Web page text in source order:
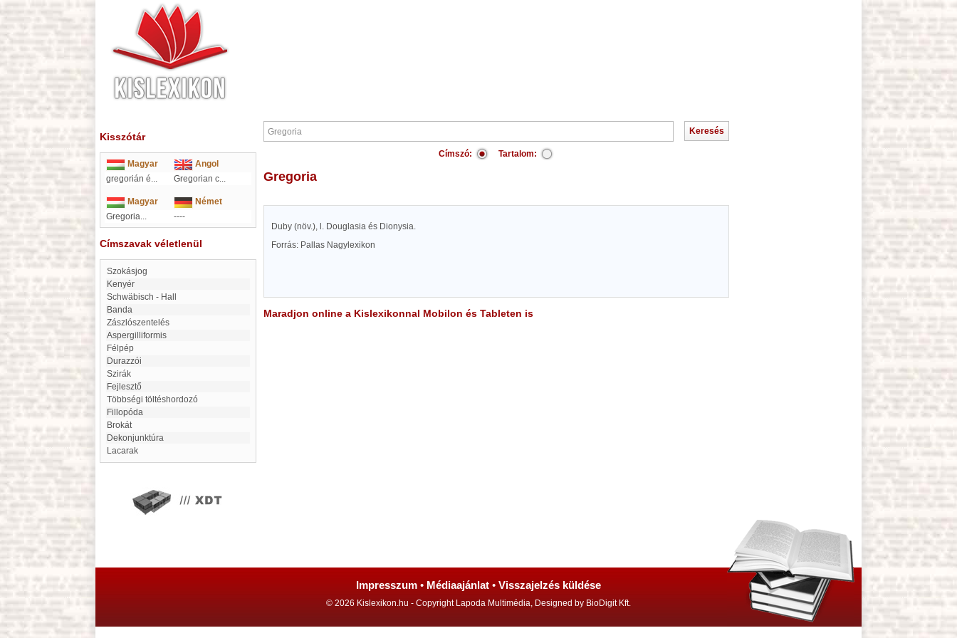
Kisszótár
Magyar
Angol
gregorián é... Gregorian c...
Magyar
Német
Gregoria...
----
Címszavak véletlenül
Szokásjog
Kenyér
Schwäbisch - Hall
Banda
Zászlószentelés
Aspergilliformis
Félpép
Durazzói
Szirák
Fejlesztő
többségi töltéshordozó
Fillopóda
Brokát
dekonjunktúra
Lacarak
Címszó: Tartalom:
Gregoria
Duby (növ.), l. Douglasia és Dionysia.
Forrás: Pallas Nagylexikon
Maradjon online a Kislexikonnal Mobilon és Tableten is
Impresszum • Médiaajánlat • Visszajelzés küldése
© 2026 Kislexikon.hu - Copyright Lapoda Multimédia, Designed by BioDigit Kft.